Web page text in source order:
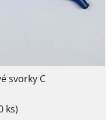
svorky C
ks)